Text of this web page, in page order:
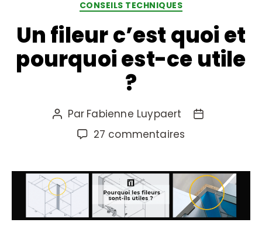
CONSEILS TECHNIQUES
Un fileur c’est quoi et
pourquoi est-ce utile
?
Par Fabienne Luypaert
27 commentaires